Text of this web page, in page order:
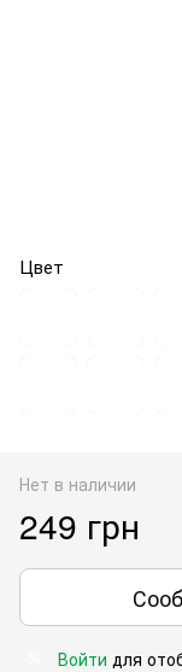
Цвет
Нет в наличии
249 грн
Войти для